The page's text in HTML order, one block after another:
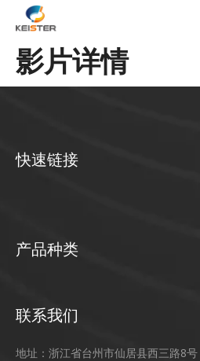
影片详情
快速链接
产品种类
联系我们
地址：浙江省台州市仙居县西三路8